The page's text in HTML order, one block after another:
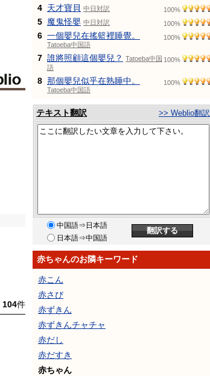
104件
4 天才寶貝 中日対訳 100%
5 魔鬼怪嬰 中日対訳 100%
6 一個嬰兒在搖籃裡睡覺。
Tatoeba中国語
100%
7 誰將照顧這個嬰兒？ Tatoeba中国
語
100%
8 那個嬰兒似乎在熟睡中。
Tatoeba中国語
100%
テキスト翻訳 >> Weblio翻訳
中国語⇒日本語
日本語⇒中国語
赤ちゃんのお隣キーワード
赤こん
赤さび
赤ずきん
赤ずきんチャチャ
赤だし
赤だすき
赤ちゃん